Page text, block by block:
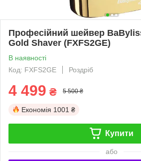
Професійний шейвер
Gold Shaver (FXFS2GE)
В наявності
Код: FXFS2GE
Роздріб
4 499 ₴ 5 500 ₴
Економія 1001 ₴
Купити
або